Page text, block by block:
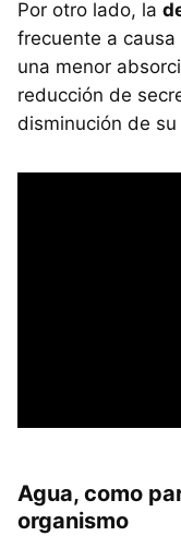
Por otro lado, la
frecuente a
una menor
reducción de
disminución de su
Agua, como
organismo